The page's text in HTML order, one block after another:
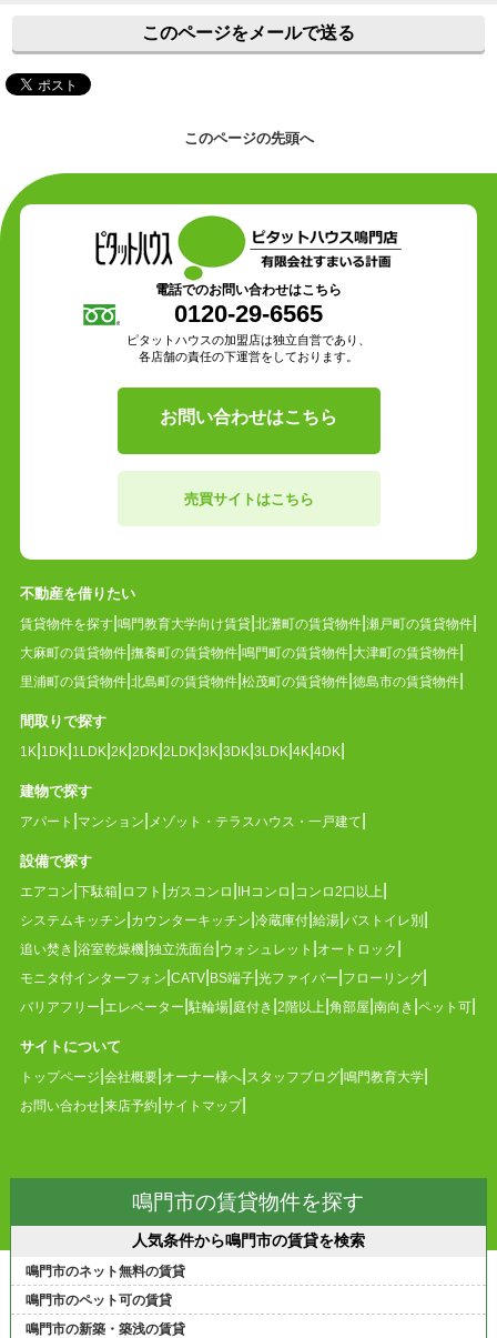
このページをメールで送る
このページの先頭へ
電話でのお問い合わせはこちら
0120-29-6565
ピタットハウスの加盟店は独立自営であり、
各店舗の責任の下運営をしております。
お問い合わせはこちら
売買サイトはこちら
不動産を借りたい
賃貸物件を探す 鳴門教育大学向け賃貸 北灘町の賃貸物件 瀬戸町の賃貸物件
大麻町の賃貸物件 撫養町の賃貸物件 鳴門町の賃貸物件 大津町の賃貸物件
里浦町の賃貸物件 北島町の賃貸物件 松茂町の賃貸物件 徳島市の賃貸物件
間取りで探す
1K 1DK 1LDK 2K 2DK 2LDK 3K 3DK 3LDK 4K 4DK
建物で探す
アパート マンション メゾット・テラスハウス・一戸建て
設備で探す
エアコン 下駄箱 ロフト ガスコンロ IHコンロ コンロ2口以上
システムキッチン カウンターキッチン 冷蔵庫付 給湯 バストイレ別
追い焚き 浴室乾燥機 独立洗面台 ウォシュレット オートロック
モニタ付インターフォン CATV BS端子 光ファイバー フローリング
バリアフリー エレベーター 駐輪場 庭付き 2階以上 角部屋 南向き ペット可
サイトについて
トップページ 会社概要 オーナー様へ スタッフブログ 鳴門教育大学
お問い合わせ 来店予約 サイトマップ
鳴門市の賃貸物件を探す
人気条件から鳴門市の賃貸を検索
鳴門市のネット無料の賃貸
鳴門市のペット可の賃貸
鳴門市の新築・築浅の賃貸